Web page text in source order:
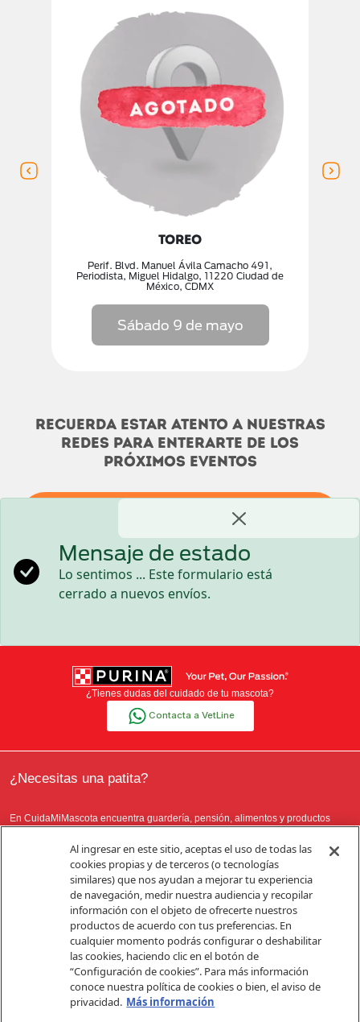
TOREO
Perif. Blvd. Manuel Ávila Camacho 491,
Periodista, Miguel Hidalgo, 11220 Ciudad de
México, CDMX
Sábado 9 de mayo
Recuerda estar atento a nuestras
redes para enterarte de los
próximos eventos
Déjanos tu correo y serás de los primeros
en enterarte cuando abramos el registro
para la próxima activación.
Mensaje de estado
Lo sentimos ... Este formulario está
cerrado a nuevos envíos.
¿Tienes dudas del cuidado de tu mascota?
Contacta a VetLine
¿Necesitas una patita?
En CuidaMiMascota encuentra guardería, pensión, alimentos y productos
Conoce más
© 2018 NESTLÉ PURINA® PETCARE COMPANY. TODOS LOS DERECHOS
RESERVADOS. ALL TRADEMARKS ARE OWNED BY SOCIÉTÉ DES PRODUITS
Al ingresar en este sitio, aceptas el uso de todas las
cookies propias y de terceros (o tecnologías
similares) que nos ayudan a mejorar tu experiencia
de navegación, medir nuestra audiencia y recopilar
información con el objeto de ofrecerte nuestros
productos de acuerdo con tus preferencias. En
cualquier momento podrás configurar o deshabilitar
las cookies, haciendo clic en el botón de
“Configuración de cookies”. Para más información
conoce nuestra política de cookies o bien, el aviso de
privacidad. Más información